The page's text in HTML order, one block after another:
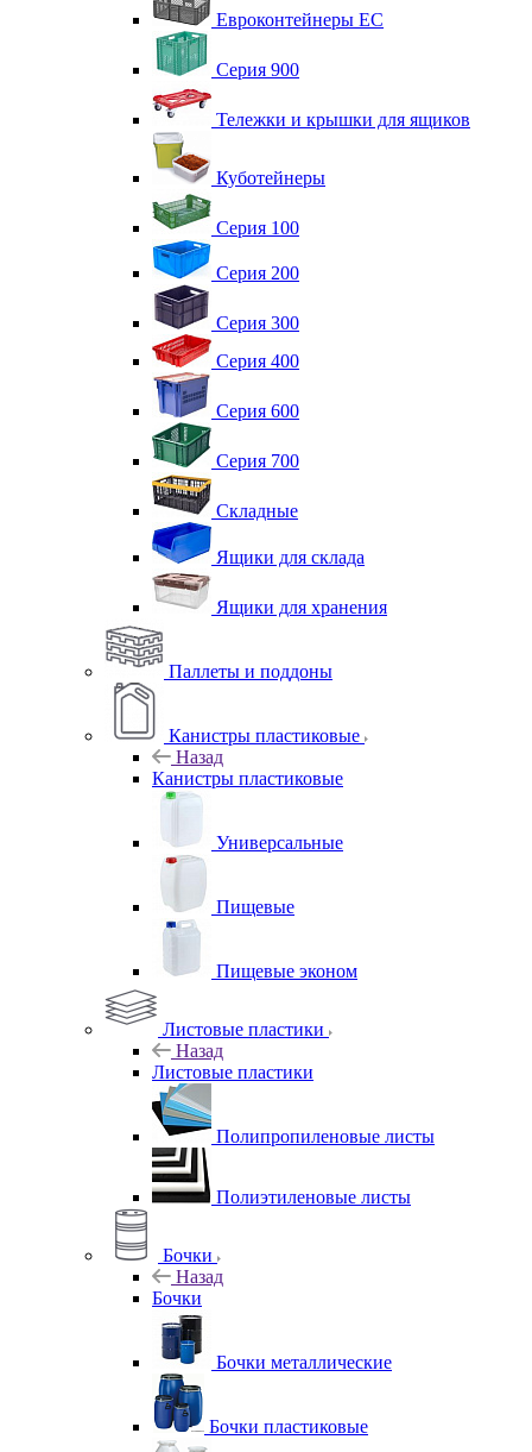
Евроконтейнеры ЕС
Серия 900
Тележки и крышки для ящиков
Куботейнеры
Серия 100
Серия 200
Серия 300
Серия 400
Серия 600
Серия 700
Складные
Ящики для склада
Ящики для хранения
Паллеты и поддоны
Канистры пластиковые
Назад
Канистры пластиковые
Универсальные
Пищевые
Пищевые эконом
Листовые пластики
Назад
Листовые пластики
Полипропиленовые листы
Полиэтиленовые листы
Бочки
Назад
Бочки
Бочки металлические
Бочки пластиковые